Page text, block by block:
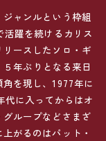
ャンルという枠組
躍を続けるカリス
ースしたソロ・ギ
年ぶりとなる来日
を現し、1977年に
代に入ってからはオ
ループなどさまざ
がるのはパット・